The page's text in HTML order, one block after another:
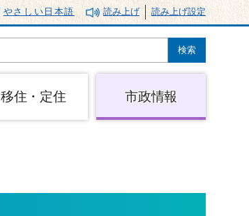
やさしい日本語 読み上げ 読み上げ設定
移住・定住 市政情報